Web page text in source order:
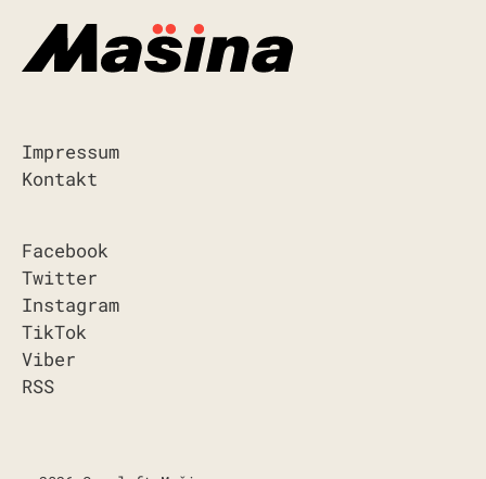
Impressum
Kontakt
Facebook
Twitter
Instagram
TikTok
Viber
RSS